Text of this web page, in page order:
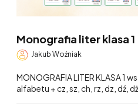
Monografia liter klasa 1
Jakub Woźniak
MONOGRAFIA LITER KLASA 1
alfabetu + cz, sz, ch, rz, dz, dź, dż